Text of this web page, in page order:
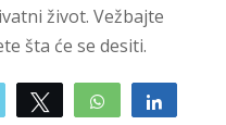
život. Vežbajte
šta će se desiti.
Email Tweet WhatsApp